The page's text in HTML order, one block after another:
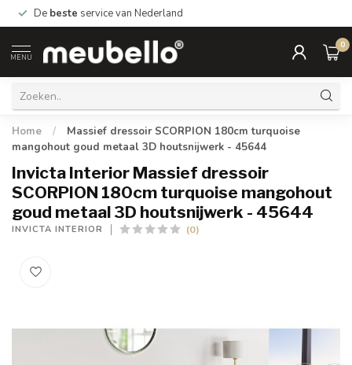
De beste service van Nederland
MENU
0
Home /
Massief dressoir SCORPION 180cm turquoise
mangohout goud metaal 3D houtsnijwerk - 45644
Invicta Interior Massief dressoir
SCORPION 180cm turquoise mangohout
goud metaal 3D houtsnijwerk - 45644
INVICTA INTERIOR (0)